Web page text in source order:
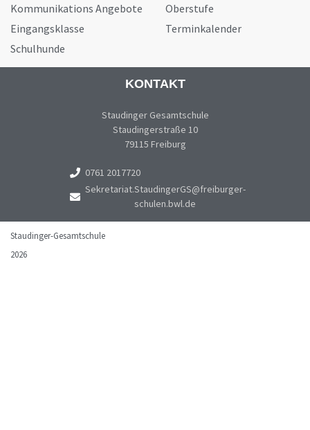
Kommunikations Angebote
Eingangsklasse
Schulhunde
Oberstufe
Terminkalender
KONTAKT
Staudinger Gesamtschule
Staudingerstraße 10
79115 Freiburg
0761 2017720
Sekretariat.StaudingerGS@freiburger-
schulen.bwl.de
Staudinger-Gesamtschule
2026